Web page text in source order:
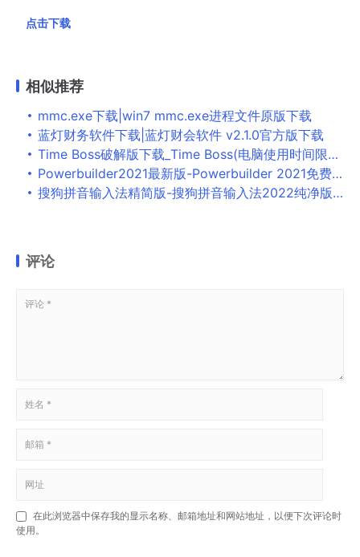
点击下载
相似推荐
mmc.exe下载|win7 mmc.exe进程文件原版下载
蓝灯财务软件下载|蓝灯财会软件 v2.1.0官方版下载
Time Boss破解版下载_Time Boss(电脑使用时间限制软件) v3.34.005 电脑版
Powerbuilder2021最新版-Powerbuilder 2021免费破解版下载(附安装教程) v21.0[百度网盘资源]
搜狗拼音输入法精简版-搜狗拼音输入法2022纯净版(无广告免升级)下载
评论
在此浏览器中保存我的显示名称、邮箱地址和网站地址，以便下次评论时
使用。